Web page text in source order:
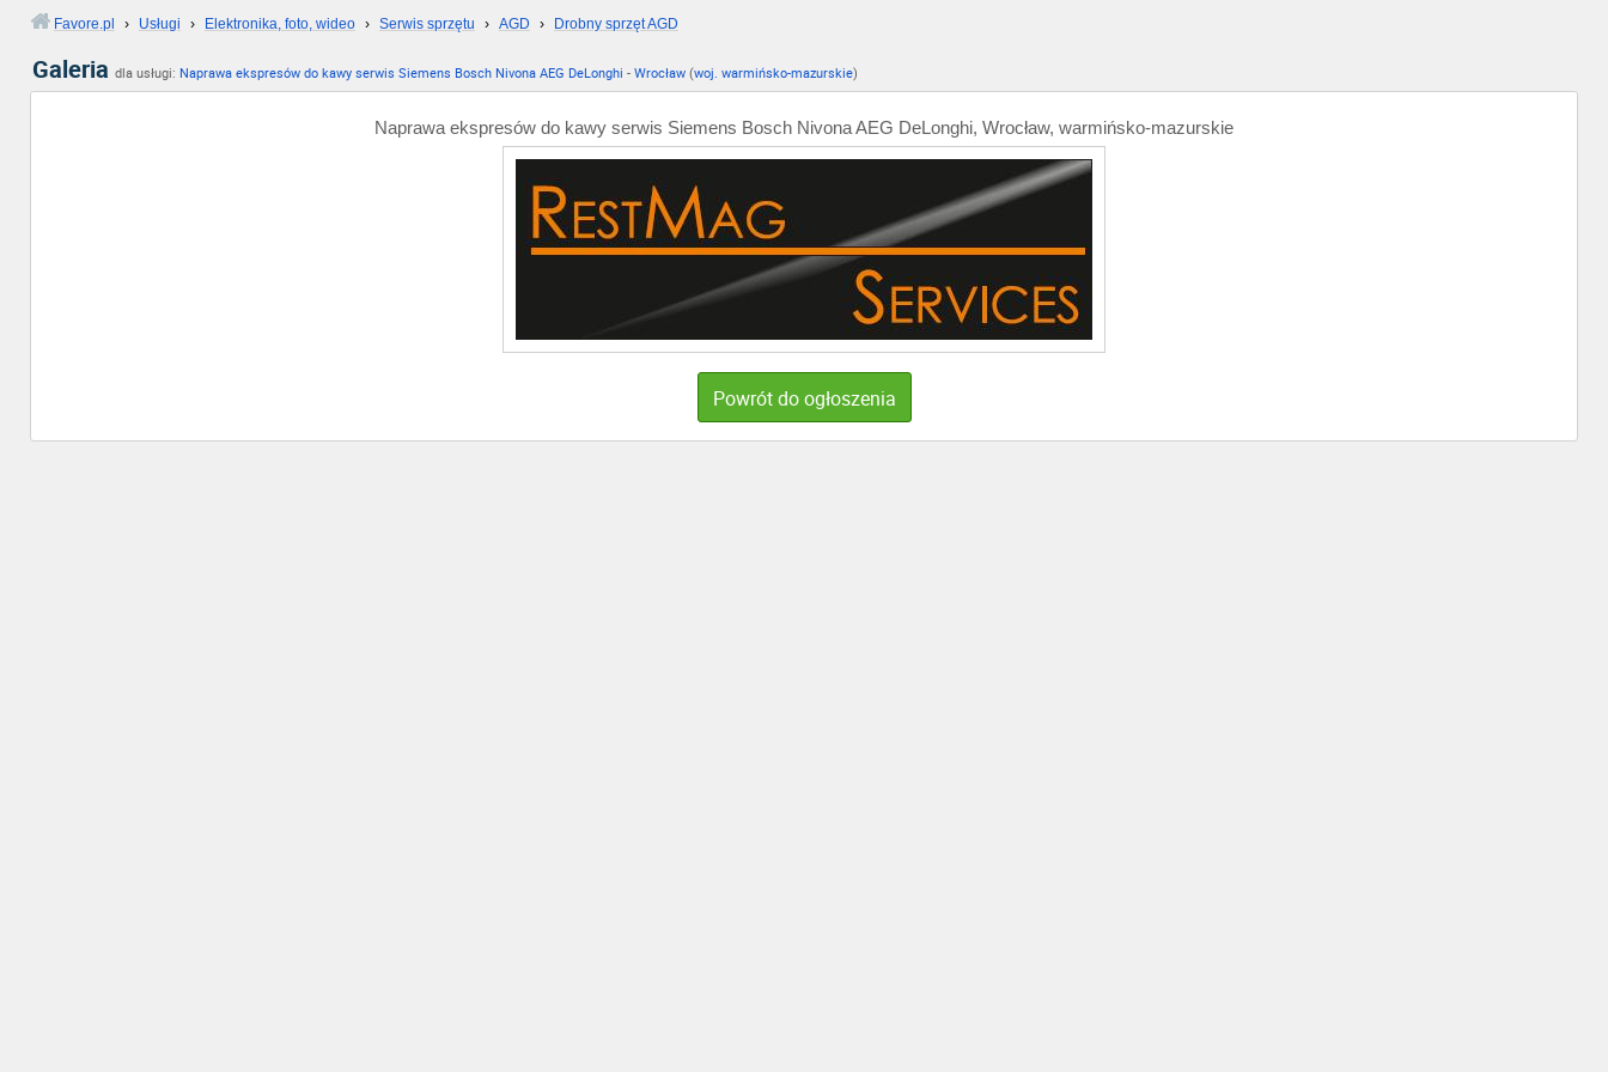
Favore.pl › Usługi › Elektronika, foto, wideo › Serwis sprzętu › AGD › Drobny sprzęt AGD
Galeria dla usługi: Naprawa ekspresów do kawy serwis Siemens Bosch Nivona AEG DeLonghi - Wrocław (woj. warmińsko-mazurskie)
Naprawa ekspresów do kawy serwis Siemens Bosch Nivona AEG DeLonghi, Wrocław, warmińsko-mazurskie
Powrót do ogłoszenia